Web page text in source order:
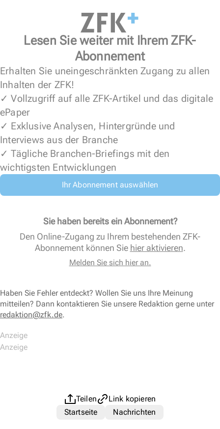
Lesen Sie weiter mit Ihrem ZFK-
Abonnement
Erhalten Sie uneingeschränkten Zugang zu allen
Inhalten der ZFK!
✓ Vollzugriff auf alle ZFK-Artikel und das digitale
ePaper
✓ Exklusive Analysen, Hintergründe und
Interviews aus der Branche
✓ Tägliche Branchen-Briefings mit den
wichtigsten Entwicklungen
Ihr Abonnement auswählen
Sie haben bereits ein Abonnement?
Den Online-Zugang zu Ihrem bestehenden ZFK-
Abonnement können Sie hier aktivieren.
Melden Sie sich hier an.
Haben Sie Fehler entdeckt? Wollen Sie uns Ihre Meinung
mitteilen? Dann kontaktieren Sie unsere Redaktion gerne unter
redaktion@zfk.de.
Teilen
Link kopieren
Startseite
Nachrichten